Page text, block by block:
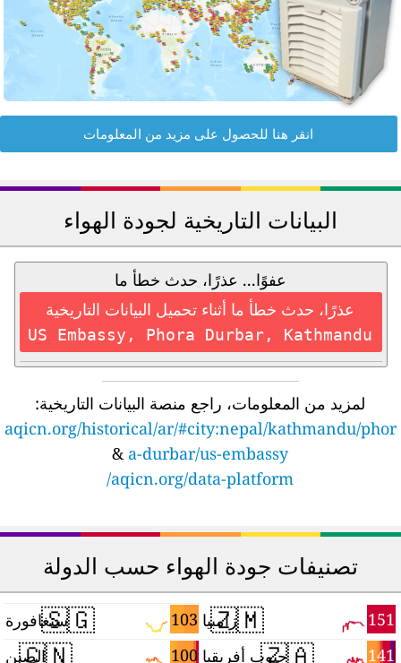
انقر هنا للحصول على مزيد من المعلومات
البيانات التاريخية لجودة الهواء
عفوًا... عذرًا، حدث خطأ ما
عذرًا، حدث خطأ ما أثناء تحميل البيانات التاريخية
US Embassy, Phora Durbar, Kathmandu
لمزيد من المعلومات، راجع منصة البيانات التاريخية:
aqicn.org/historical/ar/#city:nepal/kathmandu/phor
a-durbar/us-embassy
&
aqicn.org/data-platform/
تصنيفات جودة الهواء حسب الدولة
🇿🇲 151 زامبيا
🇿🇦 141 جنوب أفريقيا
🇸🇬 103 سنغافورة
🇨🇳 100 الصين